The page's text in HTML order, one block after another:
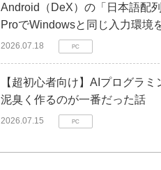
Android（DeX）の「日本語配
ProでWindowsと同じ入力環境
2026.07.18 PC
【超初心者向け】AIプログラ
泥臭く作るのが一番だった話
2026.07.15 PC